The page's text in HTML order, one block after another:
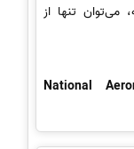
می‌توان تنها از
National